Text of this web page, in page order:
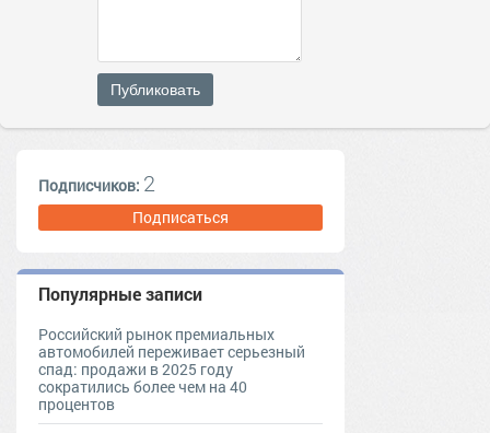
Публиковать
Подписчиков: 2
Подписаться
Популярные записи
Российский рынок премиальных
автомобилей переживает серьезный
спад: продажи в 2025 году
сократились более чем на 40
процентов